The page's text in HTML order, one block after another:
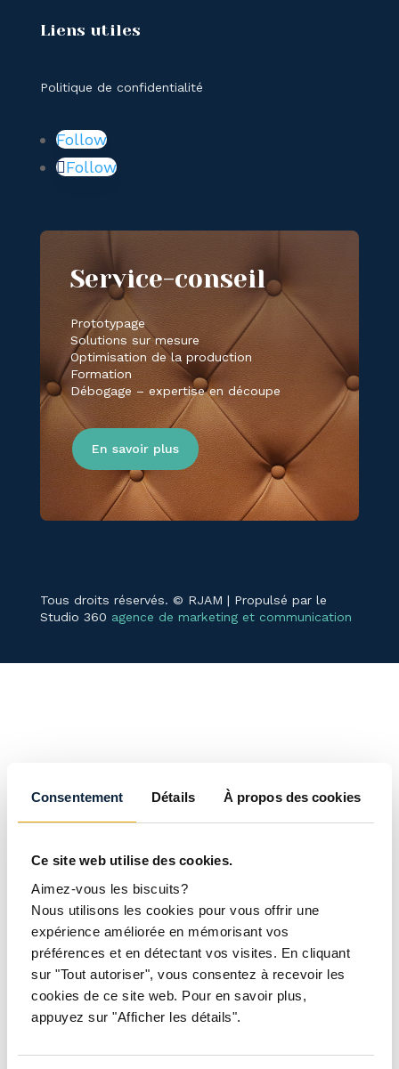
Consentement Détails À propos des cookies
Ce site web utilise des cookies.
Aimez-vous les biscuits?
Nous utilisons les cookies pour vous offrir une
expérience améliorée en mémorisant vos
préférences et en détectant vos visites. En cliquant
sur "Tout autoriser", vous consentez à recevoir les
cookies de ce site web. Pour en savoir plus,
appuyez sur "Afficher les détails".
Liens utiles
Politique de confidentialité
Follow
Follow
Service-conseil
Prototypage
Solutions sur mesure
Optimisation de la production
Formation
Débogage – expertise en découpe
En savoir plus
Tous droits réservés. © RJAM | Propulsé par le
Studio 360 agence de marketing et communication